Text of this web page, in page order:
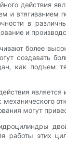
действия
и втягиванием
в
и
более
создавать
как подъем
могут
работы этих